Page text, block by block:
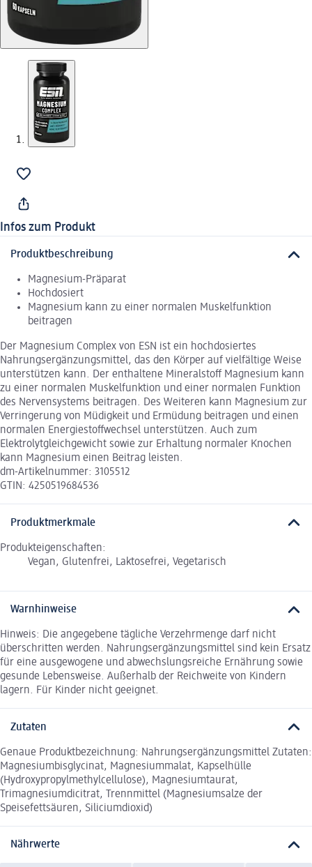
Infos zum Produkt
Produktbeschreibung
Magnesium-Präparat
Hochdosiert
Magnesium kann zu einer normalen Muskelfunktion
beitragen
Der Magnesium Complex von ESN ist ein hochdosiertes
Nahrungsergänzungsmittel, das den Körper auf vielfältige Weise
unterstützen kann. Der enthaltene Mineralstoff Magnesium kann
zu einer normalen Muskelfunktion und einer normalen Funktion
des Nervensystems beitragen. Des Weiteren kann Magnesium zur
Verringerung von Müdigkeit und Ermüdung beitragen und einen
normalen Energiestoffwechsel unterstützen. Auch zum
Elektrolytgleichgewicht sowie zur Erhaltung normaler Knochen
kann Magnesium einen Beitrag leisten.
dm-Artikelnummer: 3105512
GTIN: 4250519684536
Produktmerkmale
Produkteigenschaften:
Vegan, Glutenfrei, Laktosefrei, Vegetarisch
Warnhinweise
Hinweis: Die angegebene tägliche Verzehrmenge darf nicht
überschritten werden. Nahrungsergänzungsmittel sind kein Ersatz
für eine ausgewogene und abwechslungsreiche Ernährung sowie
gesunde Lebensweise. Außerhalb der Reichweite von Kindern
lagern. Für Kinder nicht geeignet.
Zutaten
Genaue Produktbezeichnung: Nahrungsergänzungsmittel Zutaten:
Magnesiumbisglycinat, Magnesiummalat, Kapselhülle
(Hydroxypropylmethylcellulose), Magnesiumtaurat,
Trimagnesiumdicitrat, Trennmittel (Magnesiumsalze der
Speisefettsäuren, Siliciumdioxid)
Nährwerte